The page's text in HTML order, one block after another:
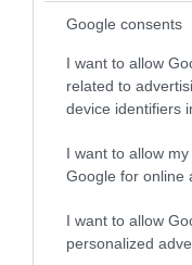
Google consents
I want to allow
related to
device identifiers
I want to allow
Google for online
I want to allow
personalized
06.08.2026 | 17:02
Ουκρανία:
ξένων